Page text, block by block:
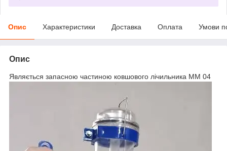
Опис Характеристики Доставка Оплата Умови
Опис
Являється запасною частиною ковшового лічильника ММ 04